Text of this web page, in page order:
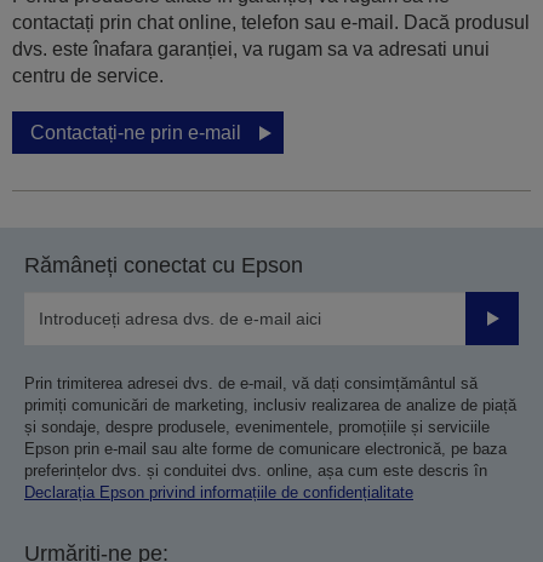
contactați prin chat online, telefon sau e-mail. Dacă produsul
dvs. este înafara garanției, va rugam sa va adresati unui
centru de service.
Contactați-ne prin e-mail
Rămâneți conectat cu Epson
Prin trimiterea adresei dvs. de e-mail, vă dați consimțământul să
primiți comunicări de marketing, inclusiv realizarea de analize de piață
și sondaje, despre produsele, evenimentele, promoțiile și serviciile
Epson prin e-mail sau alte forme de comunicare electronică, pe baza
preferințelor dvs. și conduitei dvs. online, așa cum este descris în
Declarația Epson privind informațiile de confidențialitate
Urmăriți-ne pe: